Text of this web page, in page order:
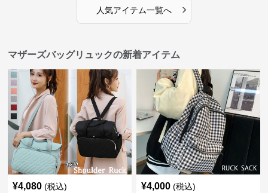
人気アイテム一覧へ ›
マザーズバッグリュックの新着アイテム
¥4,080 (税込) ¥4,000 (税込)